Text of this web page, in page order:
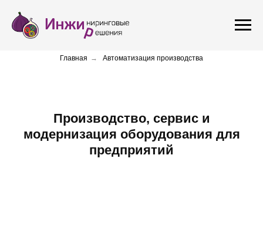
Главная → Автоматизация производства
Производство, сервис и
модернизация оборудования для
предприятий